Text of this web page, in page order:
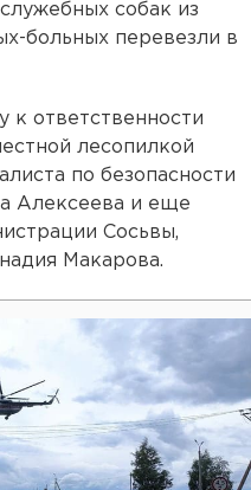
собак из
больных перевезли в
к ответственности
лесопилкой
по безопасности
Алексеева и еще
Сосьвы,
Макарова.